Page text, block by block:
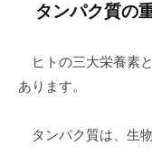
タ
パ
質
タンパク質の
ヒトの三大栄養素と
あります。
タンパク質は、生